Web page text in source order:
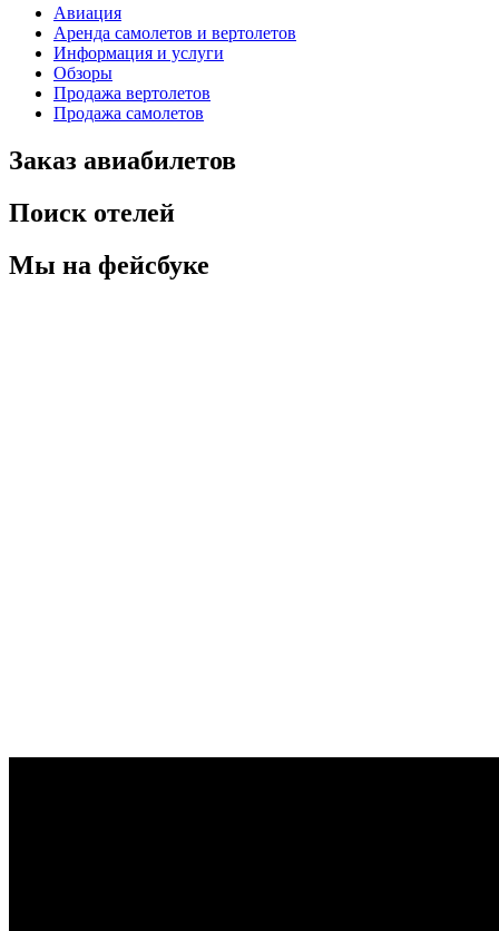
Авиация
Аренда самолетов и вертолетов
Информация и услуги
Обзоры
Продажа вертолетов
Продажа самолетов
Заказ авиабилетов
Поиск отелей
Мы на фейсбуке